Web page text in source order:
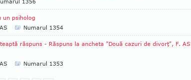
psiholog
Numarul 1354
răspuns - Răspuns la ancheta "Două cazuri de divorţ", F.
Numarul 1353